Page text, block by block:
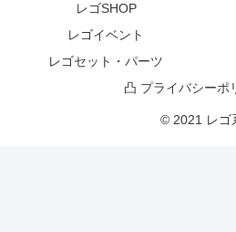
レゴSHOP
レゴイベント
レゴセット・パーツ
凸 プライバシーポ
© 2021 レゴ